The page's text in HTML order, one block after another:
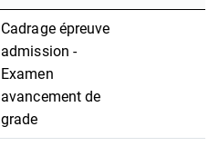
Cadrage épreuve
admission -
Examen
avancement de
grade